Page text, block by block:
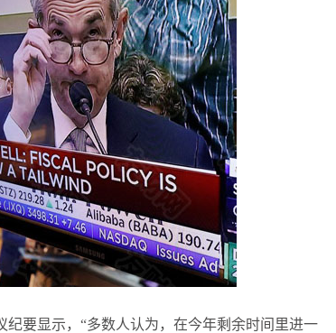
张尧浠 打卡获得 20积分
何小冰 打卡获得 15积分
张尧浠 打卡获得 15积分
张尧浠 打卡获得 10积分
袁友江 打卡获得 20积分
张尧浠 打卡获得
袁友江 打卡获得 10积分
张尧浠 20积分
何小冰 打卡获得 10积分
纪要显示，“多数人认为，在今年剩余时间里进一